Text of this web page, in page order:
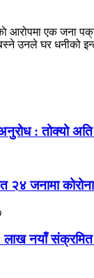
आरोपमा एक जना
उनले घर धनीको
: तोक्यो
२४ जनामा
लाख नयाँ